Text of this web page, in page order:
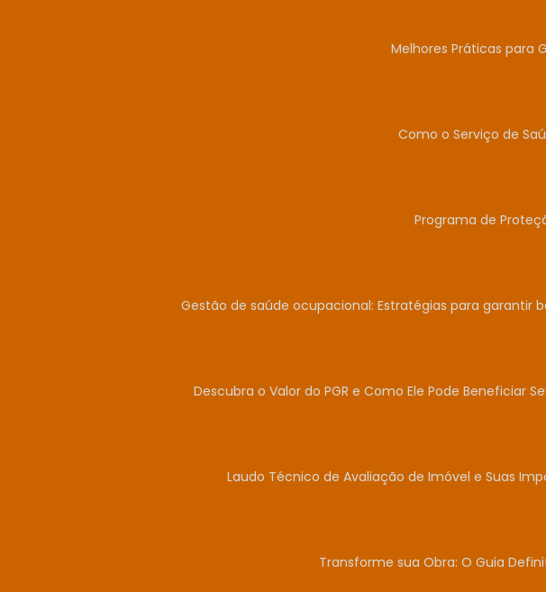
Melhores Práticas para
Como o Serviço de
Programa de
Gestão de saúde ocupacional: Estratégias para garantir
Descubra o Valor do PGR e Como Ele Pode Beneficiar
Laudo Técnico de Avaliação de Imóvel e Suas
Transforme sua Obra: O Guia